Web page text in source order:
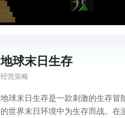
幕，提示你是否要保存你的选择；
动光标到Y后单击屏幕表示确定。
地球末日生存
经营策略
地球末日生存是一款刺激的生存冒
的世界末日环境中为生存而战。在